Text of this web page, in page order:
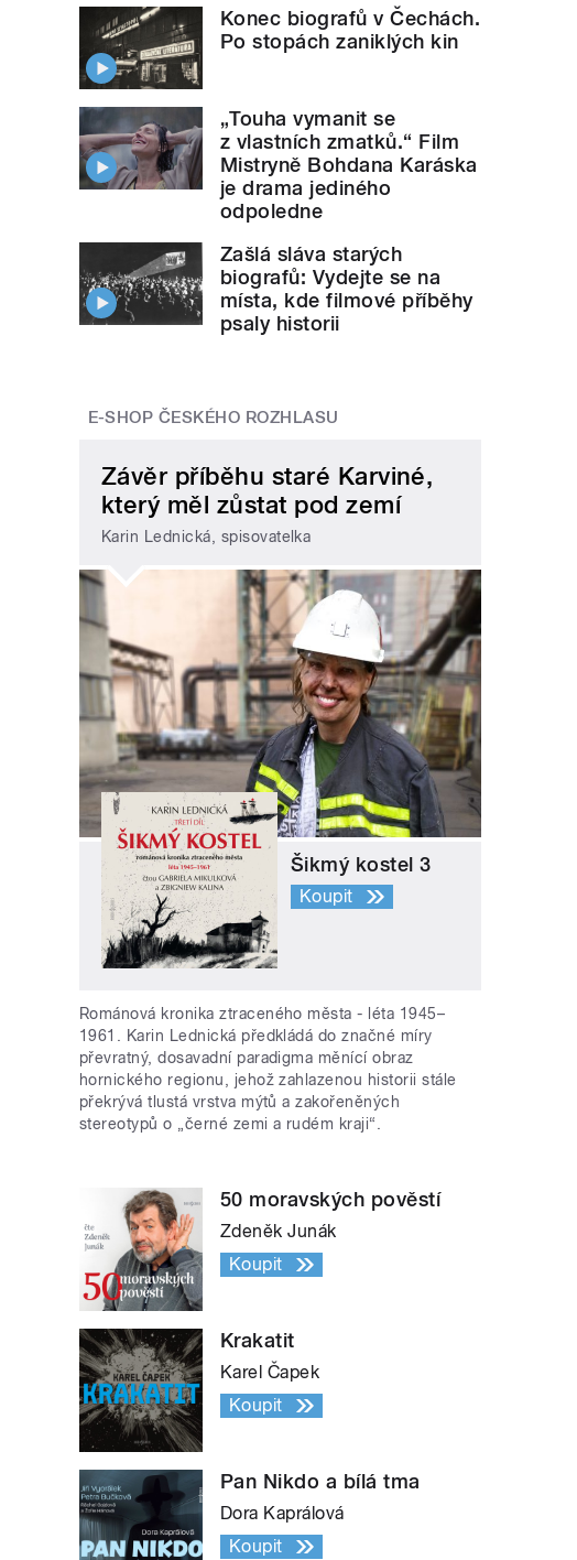
Konec biografů v Čechách.
Po stopách zaniklých kin
„Touha vymanit se
z vlastních zmatků.“ Film
Mistryně Bohdana Karáska
je drama jediného
odpoledne
Zašlá sláva starých
biografů: Vydejte se na
místa, kde filmové příběhy
psaly historii
E-SHOP ČESKÉHO ROZHLASU
Závěr příběhu staré Karviné,
který měl zůstat pod zemí
Karin Lednická, spisovatelka
Šikmý kostel 3
Koupit
Románová kronika ztraceného města - léta 1945–
1961. Karin Lednická předkládá do značné míry
převratný, dosavadní paradigma měnící obraz
hornického regionu, jehož zahlazenou historii stále
překrývá tlustá vrstva mýtů a zakořeněných
stereotypů o „černé zemi a rudém kraji“.
50 moravských pověstí
Zdeněk Junák
Koupit
Krakatit
Karel Čapek
Koupit
Pan Nikdo a bílá tma
Dora Kaprálová
Koupit